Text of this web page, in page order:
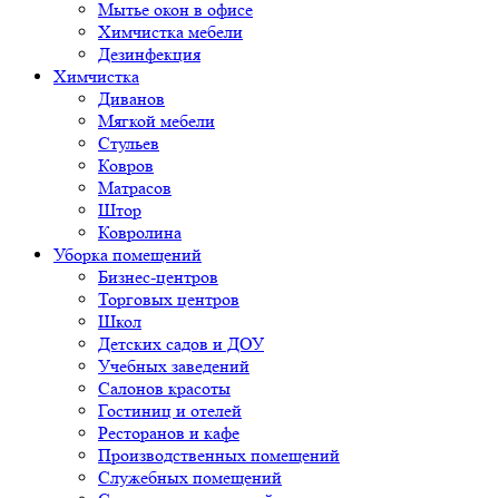
Мытье окон в офисе
Химчистка мебели
Дезинфекция
Химчистка
Диванов
Мягкой мебели
Стульев
Ковров
Матрасов
Штор
Ковролина
Уборка помещений
Бизнес-центров
Торговых центров
Школ
Детских садов и ДОУ
Учебных заведений
Салонов красоты
Гостиниц и отелей
Ресторанов и кафе
Производственных помещений
Служебных помещений